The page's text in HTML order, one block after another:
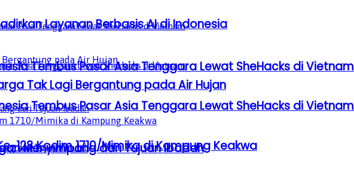
Tembus Pasar Asia Tenggara Lewat SheHacks di Vietnam
Menyimpang dari Tujuan Ibadah
Layanan Berbasis AI di Indonesia
Tembus Pasar Asia Tenggara Lewat SheHacks di Vietnam
Tak Lagi Bergantung pada Air Hujan
128 Kodim 1710/Mimika di Kampung Keakwa